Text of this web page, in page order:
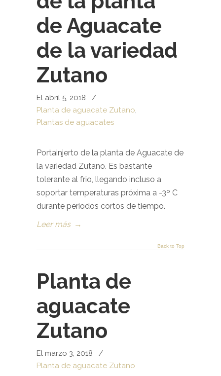
de Aguacate
de la variedad
Zutano
El abril 5, 2018
/
Planta de aguacate Zutano,
Plantas de aguacates
Portainjerto de la planta de Aguacate de
la variedad Zutano. Es bastante
tolerante al frio, llegando incluso a
soportar temperaturas próxima a -3º C
durante periodos cortos de tiempo.
Leer más →
Back to Top
Planta de
aguacate
Zutano
El marzo 3, 2018
/
Planta de aguacate Zutano